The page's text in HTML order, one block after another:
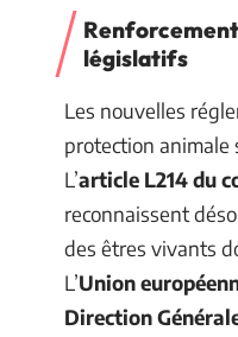
législatifs
Les nouvelles
protection animale
L’article L214 du
reconnaissent
des êtres vivants
L’Union
Direction